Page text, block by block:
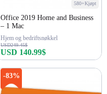
580+Kjøpt
Office 2019 Home and Business
– 1 Mac
Hjem og bedriftsnøkkel
USD249.45$
USD 140.99$
-83%